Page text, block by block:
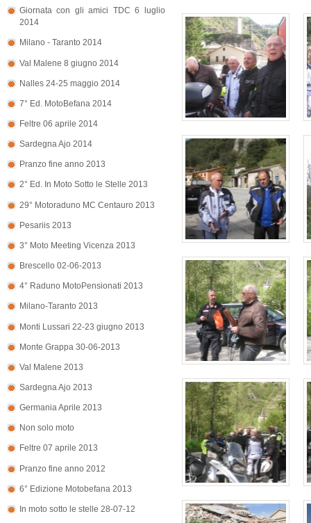
Giornata con gli amici TDC 6 luglio
2014
Milano - Taranto 2014
Val Malene 8 giugno 2014
Nalles 24-25 maggio 2014
7° Ed. MotoBefana 2014
Feltre 06 aprile 2014
Sardegna Ajo 2014
Pranzo fine anno 2013
2° Ed. In Moto Sotto le Stelle 2013
29° Motoraduno MC Centauro 2013
Pesariis 2013
3° Moto Meeting Vicenza 2013
Brescello 02-06-2013
4° Raduno MotoPensionati 2013
Milano-Taranto 2013
Monti Lussari 22-23 giugno 2013
Monte Grappa 30-06-2013
Val Malene 2013
Sardegna Ajo 2013
Germania Aprile 2013
Non solo moto
Feltre 07 aprile 2013
Pranzo fine anno 2012
6° Edizione Motobefana 2013
In moto sotto le stelle 28-07-12